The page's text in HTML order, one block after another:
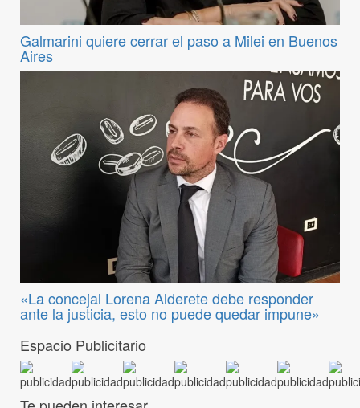
Galmarini quiere cerrar el paso a Milei en Buenos
Aires
«La concejal Lorena Alderete debe responder
ante la justicia, esto no puede quedar impune»
Espacio Publicitario